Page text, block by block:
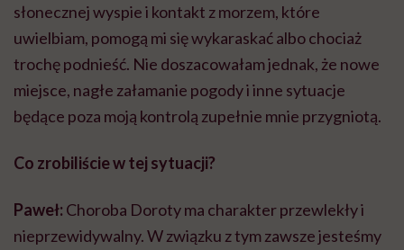
słonecznej wyspie i kontakt z morzem, które
uwielbiam, pomogą mi się wykaraskać albo chociaż
trochę podnieść. Nie doszacowałam jednak, że nowe
miejsce, nagłe załamanie pogody i inne sytuacje
będące poza moją kontrolą zupełnie mnie przygniotą.
Co zrobiliście w tej sytuacji?
Paweł: Choroba Doroty ma charakter przewlekły i
nieprzewidywalny. W związku z tym zawsze jesteśmy